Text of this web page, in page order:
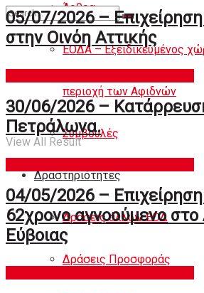
Άρθρα
ΕΟΔΑ – Εξειδικευμένος
περιοχή των Αφιδνών
Συμβουλές
Δραστηριότητες
Δράσεις άλλων ΕΟΔ
Δράσεις Προσφοράς
View All Result
05/07/2026 –
στην Οινόη Αττικής
30/06/2026 –
Πετράλωνα.
04/05/2026 –
62χρονο αγνοούμενο στο
Εύβοιας